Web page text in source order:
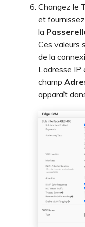
Changez le
et fournissez
la
Ces valeurs
de la
L’adresse
champ
apparaît